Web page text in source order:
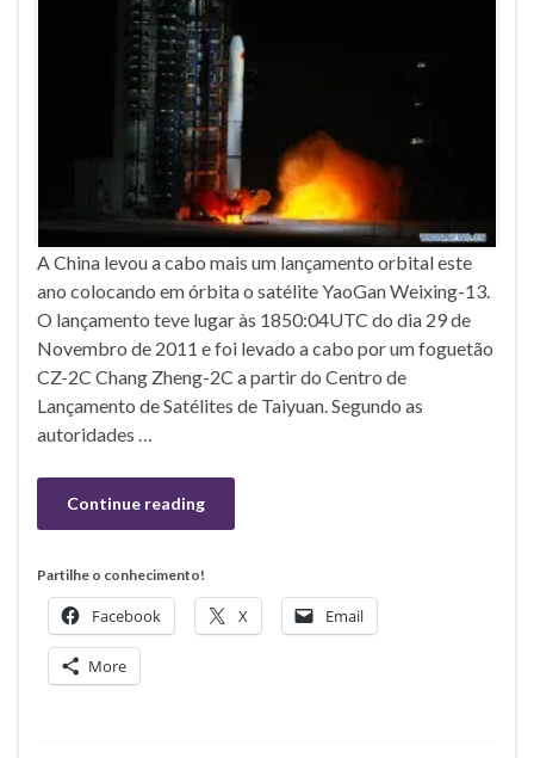
A China levou a cabo mais um lançamento orbital este
ano colocando em órbita o satélite YaoGan Weixing-13.
O lançamento teve lugar às 1850:04UTC do dia 29 de
Novembro de 2011 e foi levado a cabo por um foguetão
CZ-2C Chang Zheng-2C a partir do Centro de
Lançamento de Satélites de Taiyuan. Segundo as
autoridades …
Continue reading
Partilhe o conhecimento!
Facebook X Email
More